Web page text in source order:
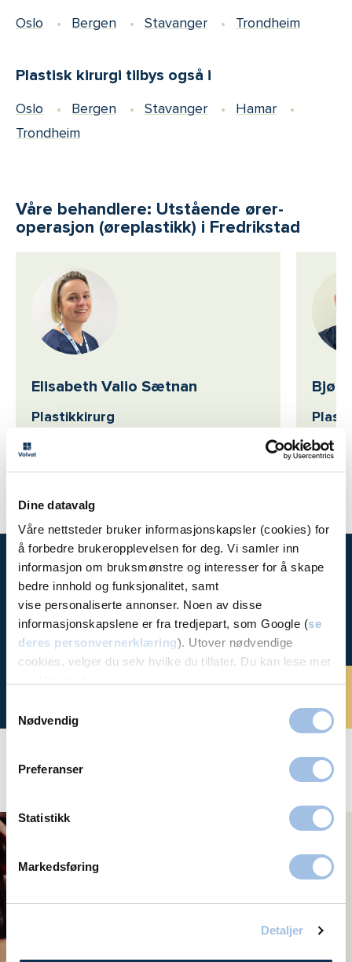
Dine datavalg
Våre nettsteder bruker informasjonskapsler (cookies) for
å forbedre brukeropplevelsen for deg. Vi samler inn
informasjon om bruksmønstre og interesser for å skape
bedre innhold og funksjonalitet, samt
vise personaliserte annonser. Noen av disse
informasjonskapslene er fra tredjepart, som Google (se
deres personvernerklæring). Utover nødvendige
cookies, velger du selv hvilke du tillater. Du kan lese mer
Nødvendig
Preferanser
Statistikk
Markedsføring
Detaljer
Oslo Bergen Stavanger Trondheim
Plastisk kirurgi tilbys også i
Oslo Bergen Stavanger
Hamar
Trondheim
Våre behandlere: Utstående ører-
operasjon (øreplastikk) i Fredrikstad
Elisabeth Valio Sætnan
Plastikkirurg
Time hos
oss
Volvat kirurgi Oslo og